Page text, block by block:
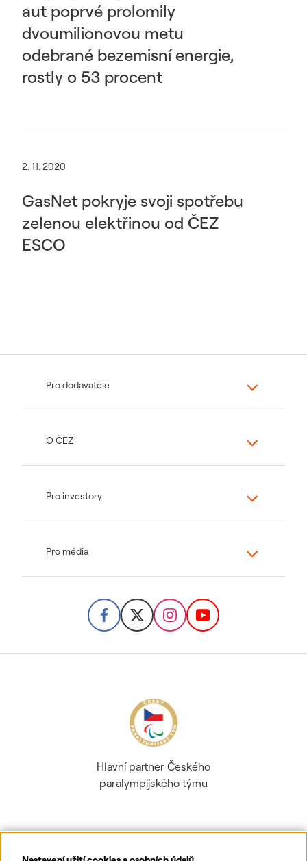
aut poprvé prolomily
dvoumilionovou metu
odebrané bezemisní energie,
rostly o 53 procent
2. 11. 2020
GasNet pokryje svoji spotřebu
zelenou elektřinou od ČEZ
ESCO
Pro dodavatele
O ČEZ
Pro investory
Pro média
Hlavní partner Českého
paralympijského týmu